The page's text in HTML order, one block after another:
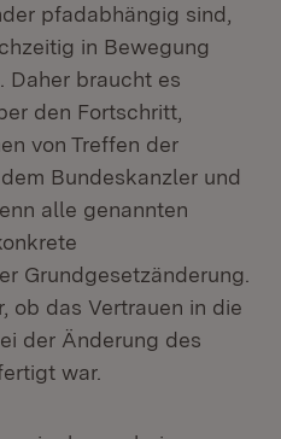
pfadabhängig sind,
in Bewegung
Daher braucht es
den Fortschritt,
von Treffen der
Bundeskanzler und
alle genannten
Grundgesetzänderung.
ob das Vertrauen in die
der Änderung des
war.